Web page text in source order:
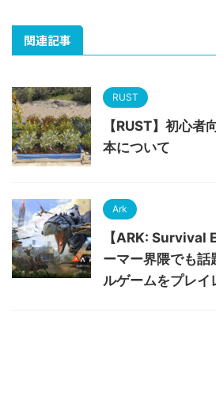
関連記事
RUST
【RUST】初心者
本について
Ark
【ARK: Survival
ーマー界隈でも話
ルゲームをプレイ